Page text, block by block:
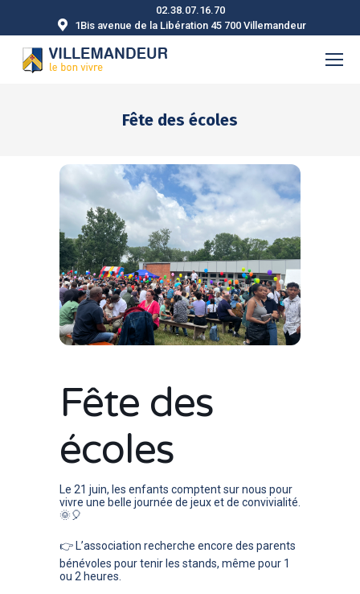
02.38.07.16.70
1Bis avenue de la Libération 45 700 Villemandeur
Fête des écoles
Fête des
écoles
Le 21 juin, les enfants comptent sur nous pour
vivre une belle journée de jeux et de convivialité.
🌞🎈
👉 L’association recherche encore des parents
bénévoles pour tenir les stands, même pour 1
ou 2 heures.